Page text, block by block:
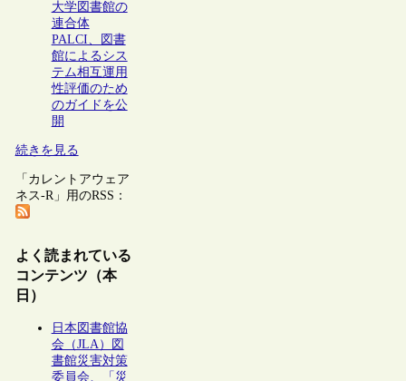
大学図書館の
連合体
PALCI、図書
館によるシス
テム相互運用
性評価のため
のガイドを公
開
続きを見る
「カレントアウェア
ネス-R」用のRSS：
よく読まれている
コンテンツ（本
日）
日本図書館協
会（JLA）図
書館災害対策
委員会、「災